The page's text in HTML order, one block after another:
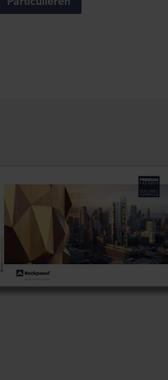
toestemming op elk moment
. Daarin staat